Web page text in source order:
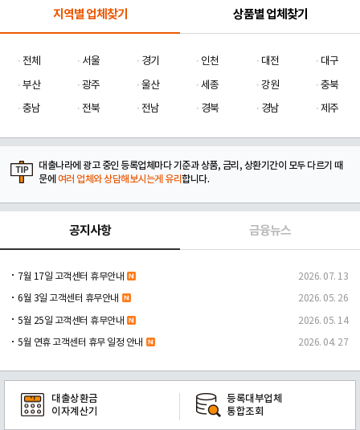
지역별 업체찾기 상품별 업체찾기
전체 서울 경기 인천 대전
대구
부산
광주 울산 세종 강원
충북
충남
전북 전남 경북 경남 제주
대출나라에 광고 중인 등록업체마다 기준과 상품, 금리, 상환기간이 모두 다르기 때
문에 여러 업체와 상담해보시는게 유리합니다.
공지사항 금융뉴스
7월 17일 고객센터 휴무안내 2026. 07. 13
6월 3일 고객센터 휴무안내 2026. 05. 26
5월 25일 고객센터 휴무안내 2026. 05. 14
5월 연휴 고객센터 휴무 일정 안내 2026. 04. 27
대출상환금
이자계산기
등록대부업체
통합조회